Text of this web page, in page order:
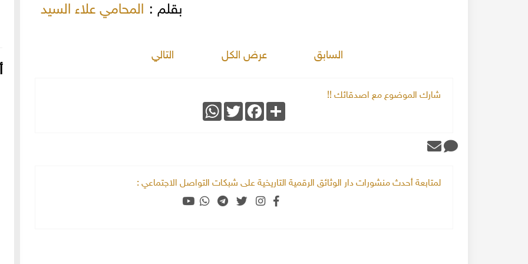
بقلم : المحامي علاء السيد
السابق عرض الكل التالي
شارك الموضوع مع اصدقائك !!
Share
Facebook
Twitter
WhatsApp
لمتابعة أحدث منشورات دار الوثائق الرقمية التاريخية على شبكات التواصل الاجتماعي :